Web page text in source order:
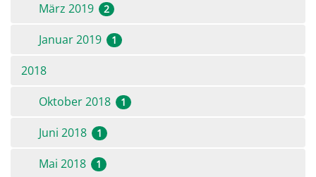
März 2019 2
Januar 2019 1
2018
Oktober 2018
1
Juni 2018 1
Mai 2018 1